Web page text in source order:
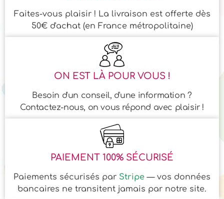
Faites-vous plaisir ! La livraison est offerte dès
50€ d'achat (en France métropolitaine)
ON EST LÀ POUR VOUS !
Besoin d'un conseil, d'une information ?
Contactez-nous, on vous répond avec plaisir !
PAIEMENT 100% SÉCURISÉ
Paiements sécurisés par Stripe — vos données
bancaires ne transitent jamais par notre site.